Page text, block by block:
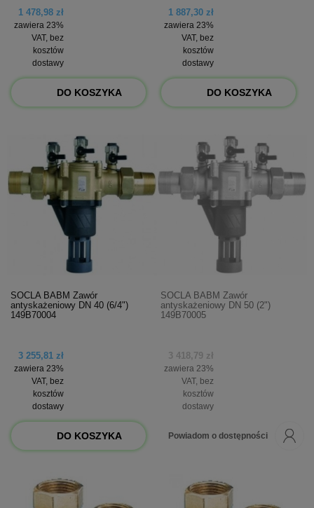
1 478,98 zł
zawiera 23%
VAT, bez
kosztów
dostawy
DO KOSZYKA
1 887,30 zł
zawiera 23%
VAT, bez
kosztów
dostawy
DO KOSZYKA
SOCLA BABM Zawór
antyskażeniowy DN 40 (6/4")
149B70004
3 255,81 zł
zawiera 23%
VAT, bez
kosztów
dostawy
DO KOSZYKA
SOCLA BABM Zawór
antyskażeniowy DN 50 (2")
149B70005
3 418,79 zł
zawiera 23%
VAT, bez
kosztów
dostawy
Powiadom o dostępności